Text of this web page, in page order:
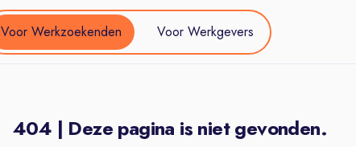
Voor Werkzoekenden Voor Werkgevers
404 | Deze pagina is niet gevonden.